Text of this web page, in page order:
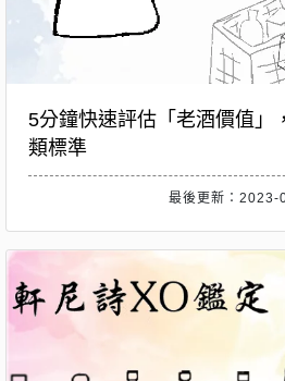
5分鐘快速評估「老酒價值」
類標準
最後更新：2023-